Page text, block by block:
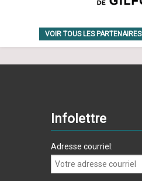
VOIR TOUS LES PARTENAIRES
Infolettre
Adresse courriel: